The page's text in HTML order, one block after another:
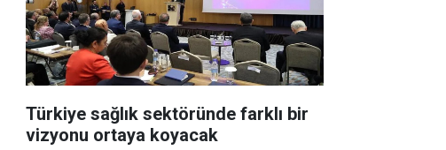
Türkiye sağlık sektöründe farklı bir
vizyonu ortaya koyacak